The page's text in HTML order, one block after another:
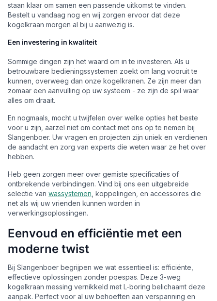
staan klaar om samen een passende uitkomst te vinden.
Bestelt u vandaag nog en wij zorgen ervoor dat deze
kogelkraan morgen al bij u aanwezig is.
Een investering in kwaliteit
Sommige dingen zijn het waard om in te investeren. Als u
betrouwbare bedieningssystemen zoekt om lang vooruit te
kunnen, overweeg dan onze kogelkranen. Ze zijn meer dan
zomaar een aanvulling op uw systeem - ze zijn de spil waar
alles om draait.
En nogmaals, mocht u twijfelen over welke opties het beste
voor u zijn, aarzel niet om contact met ons op te nemen bij
Slangenboer. Uw vragen en projecten zijn uniek en verdienen
de aandacht en zorg van experts die weten waar ze het over
hebben.
Heb geen zorgen meer over gemiste specificaties of
ontbrekende verbindingen. Vind bij ons een uitgebreide
selectie van wassystemen , koppelingen, en accessoires die
net als wij uw vrienden kunnen worden in
verwerkingsoplossingen.
Eenvoud en efficiëntie met een
moderne twist
Bij Slangenboer begrijpen we wat essentieel is: efficiënte,
effectieve oplossingen zonder poespas. Deze 3-weg
kogelkraan messing vernikkeld met L-boring belichaamt deze
aanpak. Perfect voor al uw behoeften aan verspanning en